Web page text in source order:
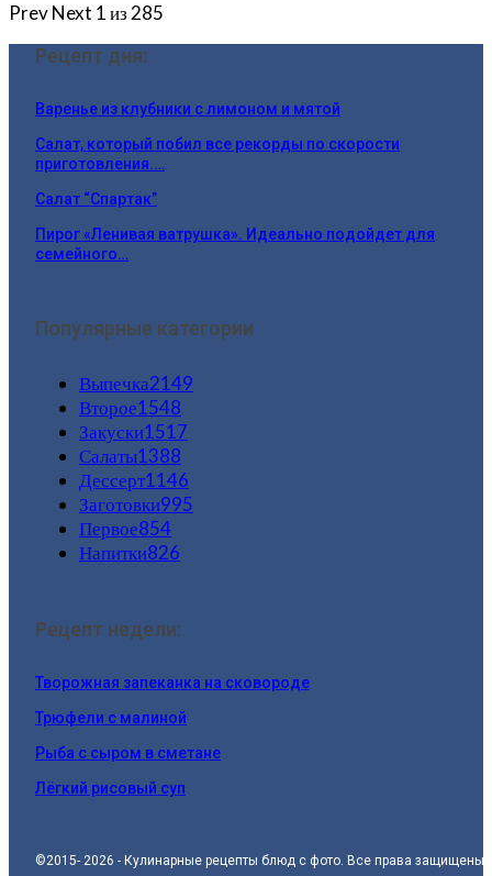
PrevNext 1 из 285
Рецепт дня:
Варенье из клубники с лимоном и мятой
Салат, который побил все рекорды по скорости
приготовления.…
Салат “Спартак”
Пирог «Ленивая ватрушка». Идеально подойдет для
семейного…
Популярные категории
Выпечка2149
Второе1548
Закуски1517
Салаты1388
Дессерт1146
Заготовки995
Первое854
Напитки826
Рецепт недели:
Творожная запеканка на сковороде
Трюфели с малиной
Рыба с сыром в сметане
Лёгкий рисовый суп
©2015- 2026 - Кулинарные рецепты блюд с фото. Все права защищены.